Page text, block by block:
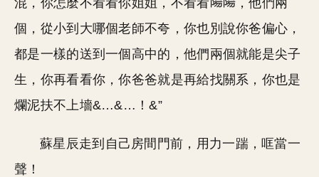
混，你怎麼不看看你姐姐，不看看
，他們兩
個，從小到大哪個老師不夸，你也別說你爸偏心，
都是一樣的送到一個高中的，他們兩個就能是尖子
生，你再看看你，你爸爸就是再給找關系，你也是
爛泥扶不上墻&…&…！&”
蘇星辰走到自己房間門前，用力一踹，哐當一
聲！